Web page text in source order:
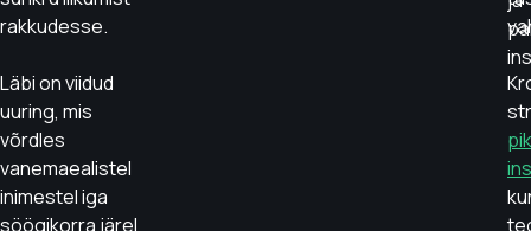
rakkudesse.
Läbi on viidud
uuring, mis
võrdles
vanemaealistel
inimestel iga
söögikorra järel